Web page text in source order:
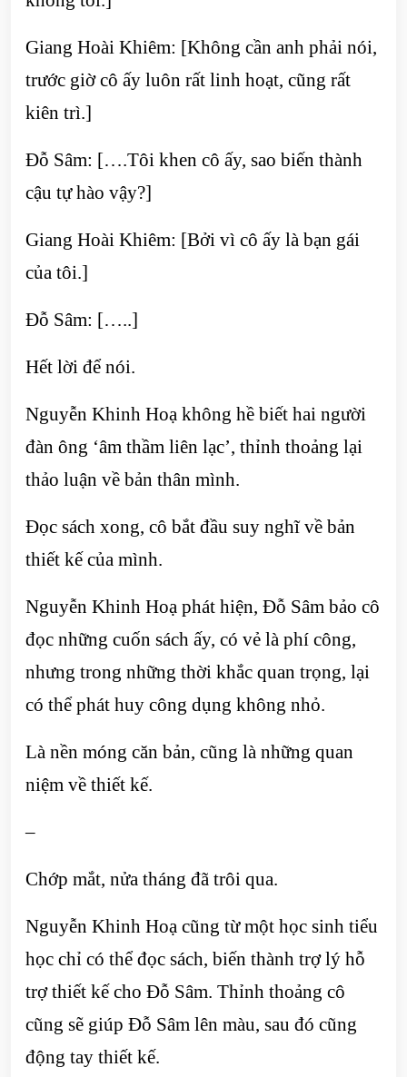
Giang Hoài Khiêm: [Không cần anh phải nói,
trước giờ cô ấy luôn rất linh hoạt, cũng rất
kiên trì.]
Đỗ Sâm: [….Tôi khen cô ấy, sao biến thành
cậu tự hào vậy?]
Giang Hoài Khiêm: [Bởi vì cô ấy là bạn gái
của tôi.]
Đỗ Sâm: […..]
Hết lời để nói.
Nguyễn Khinh Hoạ không hề biết hai người
đàn ông ‘âm thầm liên lạc’, thỉnh thoảng lại
thảo luận về bản thân mình.
Đọc sách xong, cô bắt đầu suy nghĩ về bản
thiết kế của mình.
Nguyễn Khinh Hoạ phát hiện, Đỗ Sâm bảo cô
đọc những cuốn sách ấy, có vẻ là phí công,
nhưng trong những thời khắc quan trọng, lại
có thể phát huy công dụng không nhỏ.
Là nền móng căn bản, cũng là những quan
niệm về thiết kế.
–
Chớp mắt, nửa tháng đã trôi qua.
Nguyễn Khinh Hoạ cũng từ một học sinh tiểu
học chỉ có thể đọc sách, biến thành trợ lý hỗ
trợ thiết kế cho Đỗ Sâm. Thỉnh thoảng cô
cũng sẽ giúp Đỗ Sâm lên màu, sau đó cũng
động tay thiết kế.